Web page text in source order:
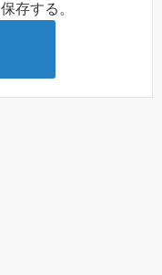
存する。